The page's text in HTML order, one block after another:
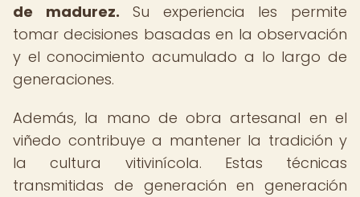
de madurez. Su experiencia les permite
tomar decisiones basadas en la observación
y el conocimiento acumulado a lo largo de
generaciones.
Además, la mano de obra artesanal en el
viñedo contribuye a mantener la tradición y
la cultura vitivinícola. Estas técnicas
transmitidas de generación en generación